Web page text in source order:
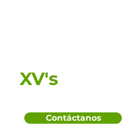
XV's
Contáctanos